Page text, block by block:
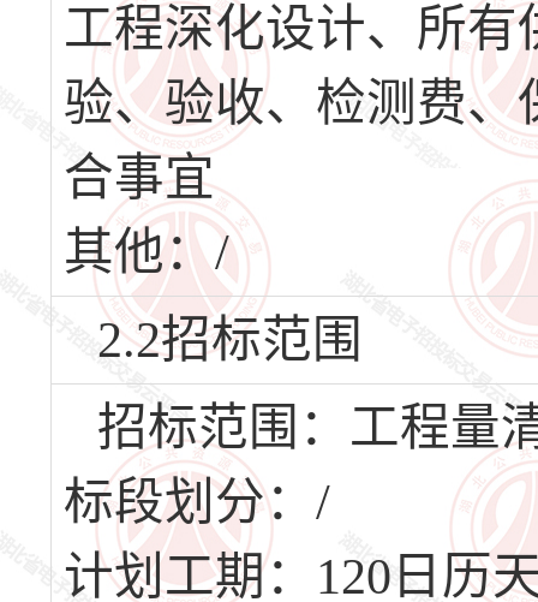
工程深化设计、所
验、验收、检测费
合事宜
其他：/
2.2招标范围
招标范围：工程量
标段划分：/
计划工期：120日历